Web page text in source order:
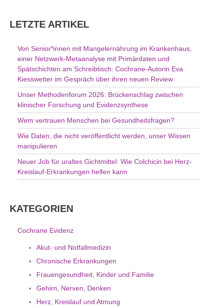
e
LETZTE ARTIKEL
Von Senior*innen mit Mangelernährung im Krankenhaus,
einer Netzwerk-Metaanalyse mit Primärdaten und
Spätschichten am Schreibtisch: Cochrane-Autorin Eva
Kiesswetter im Gespräch über ihren neuen Review
Unser Methodenforum 2026: Brückenschlag zwischen
klinischer Forschung und Evidenzsynthese
Wem vertrauen Menschen bei Gesundheitsfragen?
Wie Daten, die nicht veröffentlicht werden, unser Wissen
manipulieren
Neuer Job für uraltes Gichtmittel: Wie Colchicin bei Herz-
Kreislauf-Erkrankungen helfen kann
KATEGORIEN
Cochrane Evidenz
Akut- und Notfallmedizin
Chronische Erkrankungen
Frauengesundheit, Kinder und Familie
Gehirn, Nerven, Denken
Herz, Kreislauf und Atmung